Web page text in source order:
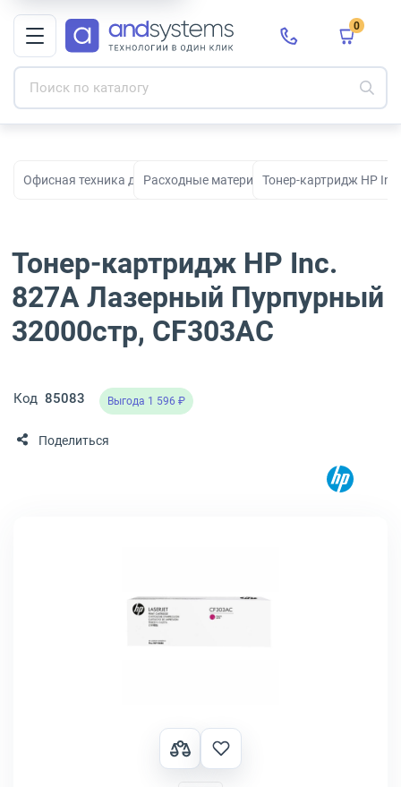
0
Офисная техника для печати, сканирования и
Расходные материалы для принтеров и
Тонер-картридж HP
Тонер-картридж HP Inc.
827A Лазерный Пурпурный
32000стр, CF303AC
Код 85083 Выгода 1 596 ₽
Поделиться